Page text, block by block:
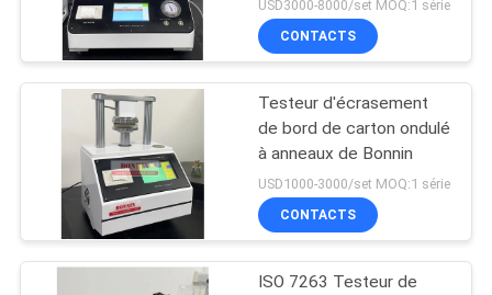
en laboratoire
Machine d'essai de
tissu de textile
USD3000-8000/set MOQ:1 série
CONTACTS
Testeur d'écrasement
de bord de carton ondulé
à anneaux de Bonnin
USD1000-3000/set MOQ:1 série
CONTACTS
ISO 7263 Testeur de